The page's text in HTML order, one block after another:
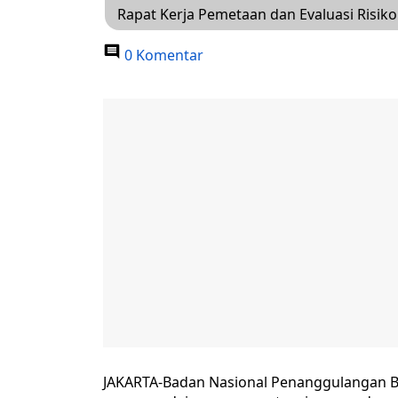
Rapat Kerja Pemetaan dan Evaluasi
0 Komentar
JAKARTA-Badan Nasional